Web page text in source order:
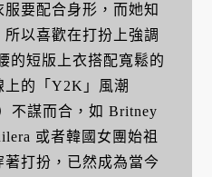
要配合身形，而她知
以喜歡在打扮上強調
的短版上衣搭配寬鬆的
上的「Y2K」風潮
不謀而合，如 Britney
或者韓國女團始祖
著打扮，已然成為當今